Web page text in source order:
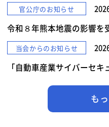
官公庁のお知らせ
令和８年熊本地震の影響を
当会からのお知らせ
「自動車産業サイバーセ
も